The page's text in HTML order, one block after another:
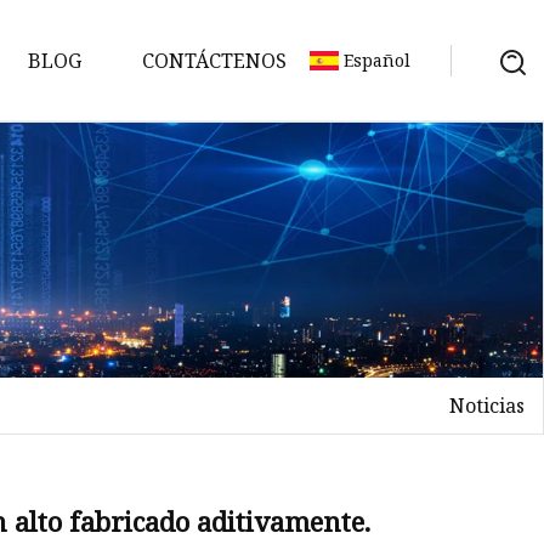
BLOG CONTÁCTENOS Español
Noticias
alto fabricado aditivamente.